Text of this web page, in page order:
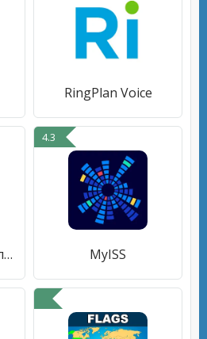
RingPlan Voice
Duo Voice — мобильные звонки
4.3
MyISS